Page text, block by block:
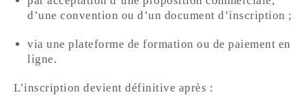
d’une convention ou d’un document d’inscription ;
via une plateforme de formation ou de paiement en
ligne.
L’inscription devient définitive après :